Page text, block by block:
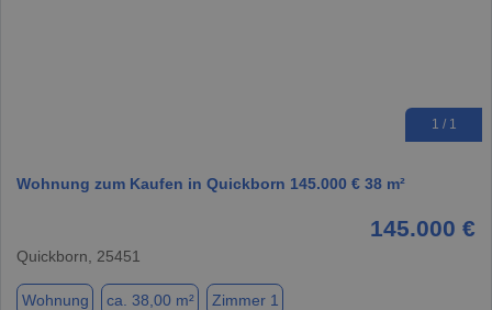
1 / 1
Wohnung zum Kaufen in Quickborn 145.000 € 38 m²
145.000 €
Quickborn, 25451
Wohnung ca. 38,00 m² Zimmer 1